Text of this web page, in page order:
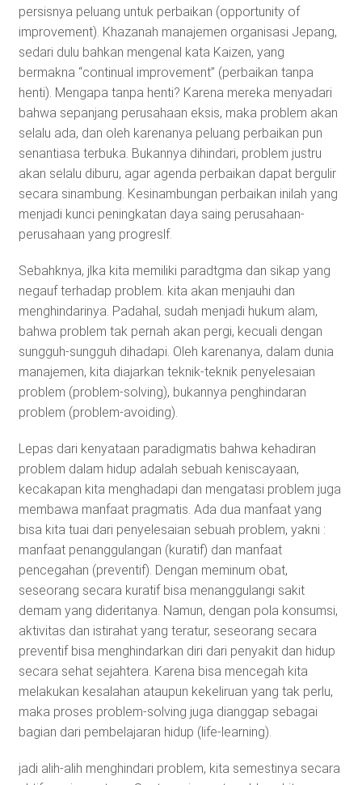
persisnya peluang untuk perbaikan (opportunity of
improvement). Khazanah manajemen organisasi Jepang,
sedari dulu bahkan mengenal kata Kaizen, yang
bermakna “continual improvement” (perbaikan tanpa
henti). Mengapa tanpa henti? Karena mereka menyadari
bahwa sepanjang perusahaan eksis, maka problem akan
selalu ada, dan oleh karenanya peluang perbaikan pun
senantiasa terbuka. Bukannya dihindari, problem justru
akan selalu diburu, agar agenda perbaikan dapat bergulir
secara sinambung. Kesinambungan perbaikan inilah yang
menjadi kunci peningkatan daya saing perusahaan-
perusahaan yang progreslf.
Sebahknya, jlka kita memiliki paradtgma dan sikap yang
negauf terhadap problem. kita akan menjauhi dan
menghindarinya. Padahal, sudah menjadi hukum alam,
bahwa problem tak pernah akan pergi, kecuali dengan
sungguh-sungguh dihadapi. Oleh karenanya, dalam dunia
manajemen, kita diajarkan teknik-teknik penyelesaian
problem (problem-solving), bukannya penghindaran
problem (problem-avoiding).
Lepas dari kenyataan paradigmatis bahwa kehadiran
problem dalam hidup adalah sebuah keniscayaan,
kecakapan kita menghadapi dan mengatasi problem juga
membawa manfaat pragmatis. Ada dua manfaat yang
bisa kita tuai dari penyelesaian sebuah problem, yakni :
manfaat penanggulangan (kuratif) dan manfaat
pencegahan (preventif). Dengan meminum obat,
seseorang secara kuratif bisa menanggulangi sakit
demam yang dideritanya. Namun, dengan pola konsumsi,
aktivitas dan istirahat yang teratur, seseorang secara
preventif bisa menghindarkan diri dari penyakit dan hidup
secara sehat sejahtera. Karena bisa mencegah kita
melakukan kesalahan ataupun kekeliruan yang tak perlu,
maka proses problem-solving juga dianggap sebagai
bagian dari pembelajaran hidup (life-learning).
jadi alih-alih menghindari problem, kita semestinya secara